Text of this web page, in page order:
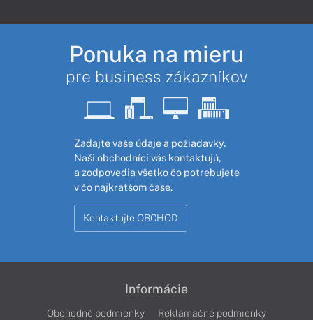
Ponuka na mieru
pre business zákazníkov
Zadajte vaše údaje a požiadavky.
Naši obchodníci vás kontaktujú,
a zodpovedia všetko čo potrebujete
v čo najkratšom čase.
Kontaktujte OBCHOD
Informácie
Obchodné podmienky
Reklamačné podmienky